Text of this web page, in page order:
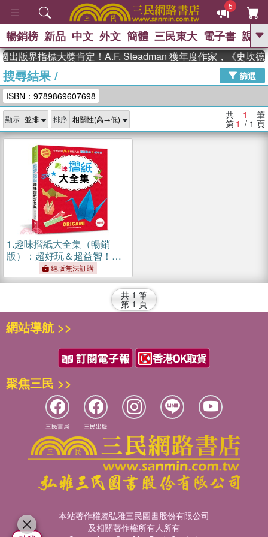
5
GO
高希均教授回憶錄
、 The Odyssey 、 父親節 、 如果歷
獎 臺灣漫遊錄 、 方念華 、 台灣的李
登輝時代
數學女孩：黎曼猜想 、
偉大的迷走神經
暢銷榜 新品 中文 外文 簡體 三民東大 電子書 親子
出版界指標大獎肯定！A.F. Steadman 獲年度作家，《史坎德
搜尋結果/
篩選
ISBN：9789869607698
顯示 排序 共 1 筆
第 1 / 1 頁
1.趣味摺紙大全集（暢銷
版）：超好玩＆超益智！完
整收錄157件超人氣摺紙動物
＆紙玩具
絕版無法訂購
共 1 筆
第 1 頁
網站導航 >>
聚焦三民 >>
三民書局 三民出版
本站著作權屬弘雅三民圖書股份有限公司
及相關著作權所有人所有